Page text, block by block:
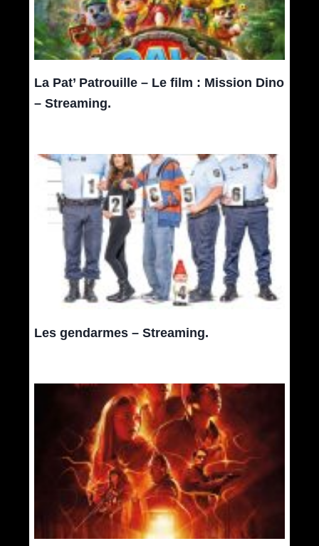
La Pat’ Patrouille – Le film : Mission Dino
– Streaming.
Les gendarmes – Streaming.